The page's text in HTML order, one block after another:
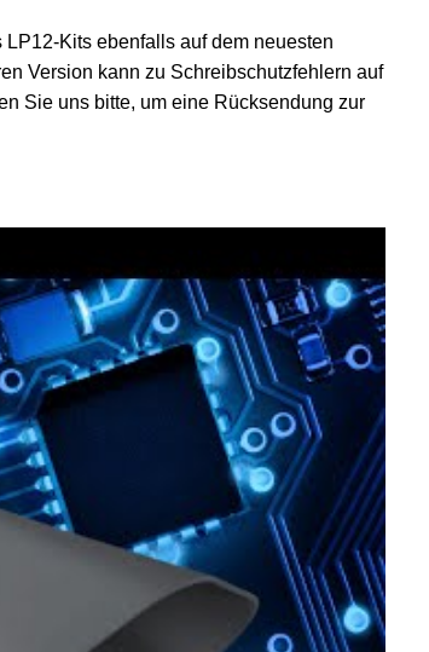
Kits ebenfalls auf dem neuesten
Version kann zu Schreibschutzfehlern auf
Sie uns bitte, um eine Rücksendung zur